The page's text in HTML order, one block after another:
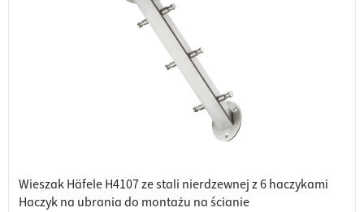
Wieszak Häfele H4107 ze stali nierdzewnej z 6 haczykami
Haczyk na ubrania do montażu na ścianie